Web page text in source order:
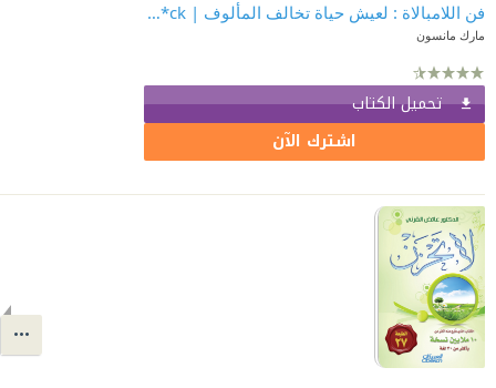
فن اللامبالاة : لعيش حياة تخالف المألوف | The Subtle Art of Not Giving a F*ck
مارك مانسون
تحميل الكتاب
اشترك الآن